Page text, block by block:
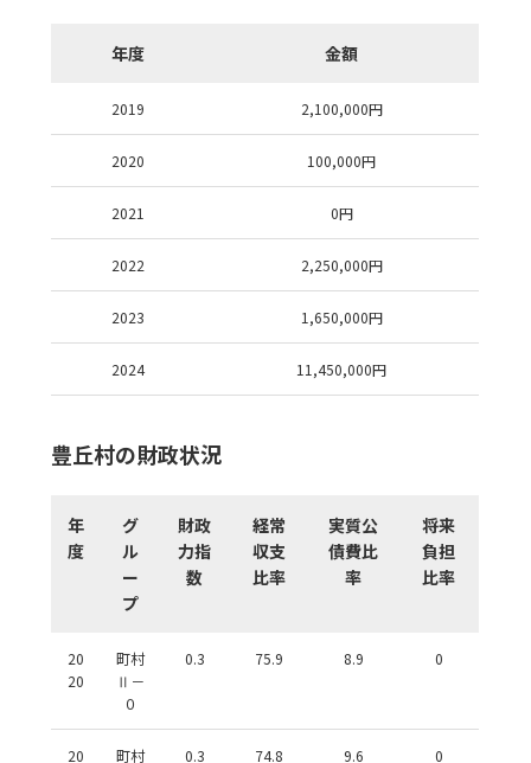
年度 金額
2019 2,100,000円
2020 100,000円
2021 0円
2022 2,250,000円
2023 1,650,000円
2024 11,450,000円
豊丘村の財政状況
年
度
グ
ル
ー
プ
財政
力指
数
経常
収支
比率
実質公
債費比
率
将来
負担
比率
20
20
町村
Ⅱ－
０
0.3 75.9 8.9 0
20
町村
0.3 74.8 9.6 0